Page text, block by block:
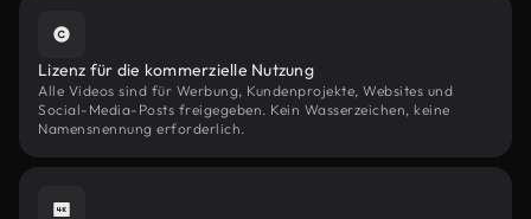
Lizenz für die kommerzielle Nutzung
Alle Videos sind für Werbung, Kundenprojekte, Websites und
Social-Media-Posts freigegeben. Kein Wasserzeichen, keine
Namensnennung erforderlich.